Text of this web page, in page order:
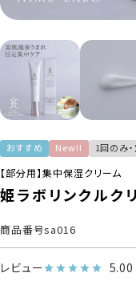
おすすめ New!! 1回のみ
【部分用】集中保湿クリーム
姫ラボリンクルク
商品番号sa016
レビュー 5.00